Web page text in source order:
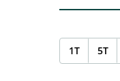
1T 5T
Chart